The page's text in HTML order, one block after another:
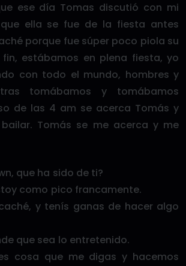
ese día Tomas discutió con mi
ella se fue de la fiesta antes
porque fue súper poco piola su
estábamos en plena fiesta, yo
con todo el mundo, hombres y
tomábamos y tomábamos
de las 4 am se acerca Tomás y
Tomás se me acerca y me
que ha sido de ti?
como pico francamente.
y tenís ganas de hacer algo
que sea lo entretenido.
cosa que me digas y hacemos